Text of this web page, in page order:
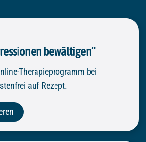
bewältigen“
Therapieprogramm bei
auf Rezept.